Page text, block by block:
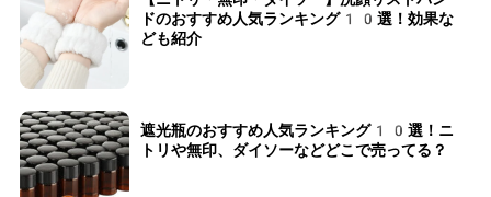
ドのおすすめ人気ランキング10選！効果な
ども紹介
遮光瓶のおすすめ人気ランキング10選！ニ
トリや無印、ダイソーなどどこで売ってる？